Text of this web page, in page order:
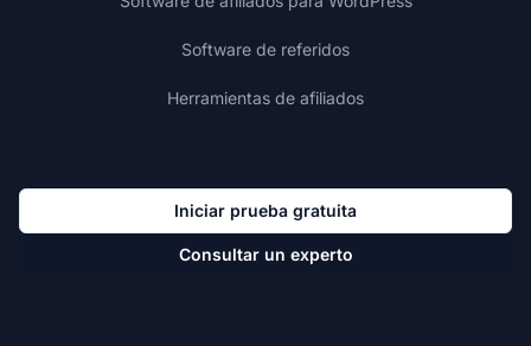
Software de referidos
Herramientas de afiliados
Iniciar prueba gratuita
Consultar un experto